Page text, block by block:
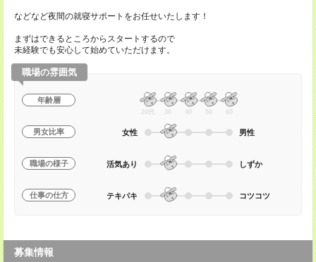
などなど夜間の就寝サポートをお任せいたします！
まずはできるところからスタートするので
未経験でも安心して始めていただけます。
職場の雰囲気
年齢層
20代 30 40 50 60
男女比率 女性 男性
職場の様子 活気あり しずか
仕事の仕方 テキパキ コツコツ
募集情報